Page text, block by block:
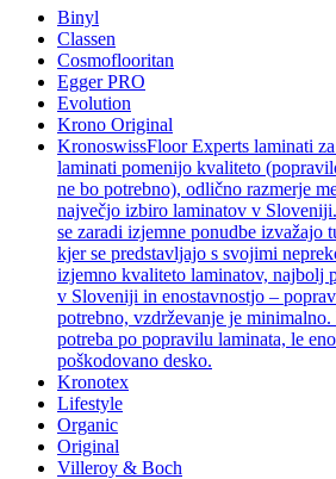
Binyl
Classen
Cosmoflooritan
Egger PRO
Evolution
Krono Original
KronoswissFloor Experts laminati
laminati pomenijo kvaliteto
ne bo potrebno), odlično razmerje
največjo izbiro laminatov v
se zaradi izjemne ponudbe izvažajo
kjer se predstavljajo s svojimi
izjemno kvaliteto laminatov, najbolj
v Sloveniji in enostavnostjo –
potrebno, vzdrževanje je
potreba po popravilu laminata, le
poškodovano desko.
Kronotex
Lifestyle
Organic
Original
Villeroy & Boch